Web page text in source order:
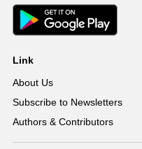
Link
About Us
Subscribe to Newsletters
Authors & Contributors